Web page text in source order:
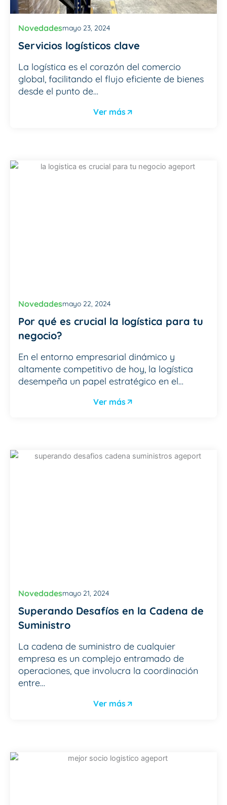
Novedadesmayo 23, 2024
Servicios logísticos clave
La logística es el corazón del comercio
global, facilitando el flujo eficiente de bienes
desde el punto de…
Ver más
Novedadesmayo 22, 2024
Por qué es crucial la logística para tu
negocio?
En el entorno empresarial dinámico y
altamente competitivo de hoy, la logística
desempeña un papel estratégico en el…
Ver más
Novedadesmayo 21, 2024
Superando Desafíos en la Cadena de
Suministro
La cadena de suministro de cualquier
empresa es un complejo entramado de
operaciones, que involucra la coordinación
entre…
Ver más